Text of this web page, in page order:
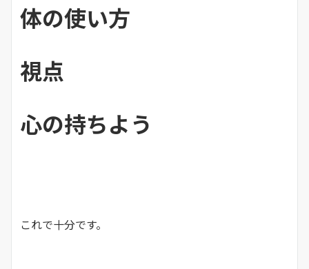
体の使い方
視点
心の持ちよう
これで十分です。